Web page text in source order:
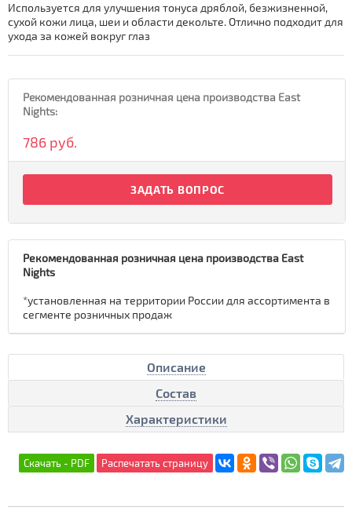
Используется для улучшения тонуса дряблой, безжизненной,
сухой кожи лица, шеи и области декольте. Отлично подходит для
ухода за кожей вокруг глаз
Рекомендованная розничная цена производства East
Nights:
786 руб.
ЗАДАТЬ ВОПРОС
Рекомендованная розничная цена производства East
Nights
*установленная на территории России для ассортимента в
сегменте розничных продаж
Описание
Состав
Характеристики